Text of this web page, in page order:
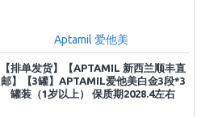
Aptamil 爱他美
【排单发货】【APTAMIL 新西兰顺丰直
邮】【3罐】APTAMIL爱他美白金3段*3
罐装（1岁以上） 保质期2028.4左右